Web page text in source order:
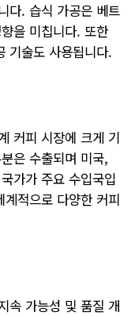
다. 습식 가공은 베트
을 미칩니다. 또한
기술도 사용됩니다.
커피 시장에 크게 기
은 수출되며 미국,
가가 주요 수입국입
적으로 다양한 커피
속 가능성 및 품질 개